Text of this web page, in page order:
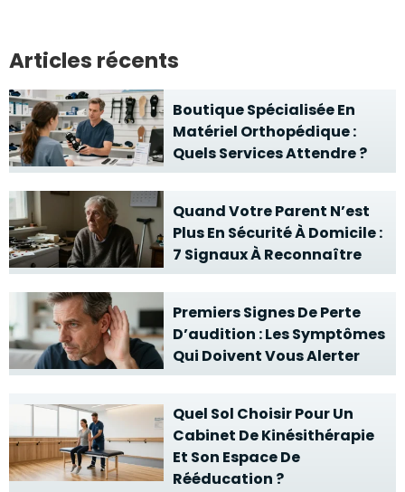
Articles récents
Boutique Spécialisée En
Matériel Orthopédique :
Quels Services Attendre ?
Quand Votre Parent N’est
Plus En Sécurité À Domicile :
7 Signaux À Reconnaître
Premiers Signes De Perte
D’audition : Les Symptômes
Qui Doivent Vous Alerter
Quel Sol Choisir Pour Un
Cabinet De Kinésithérapie
Et Son Espace De
Rééducation ?